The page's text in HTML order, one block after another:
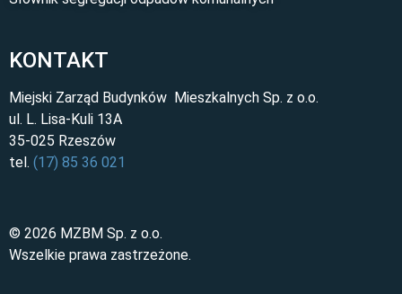
KONTAKT
Miejski Zarząd Budynków Mieszkalnych Sp. z o.o.
ul. L. Lisa-Kuli 13A
35-025 Rzeszów
tel. (17) 85 36 021
© 2026 MZBM Sp. z o.o.
Wszelkie prawa zastrzeżone.